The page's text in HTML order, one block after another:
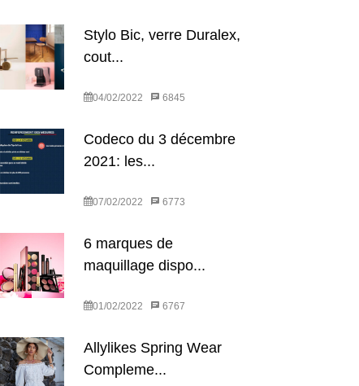
Stylo Bic, verre Duralex,
cout...
04/02/2022 6845
Codeco du 3 décembre
2021: les...
07/02/2022 6773
6 marques de
maquillage dispo...
01/02/2022 6767
Allylikes Spring Wear
Compleme...